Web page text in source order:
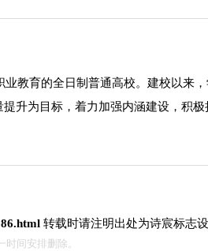
教育的全日制普通高校。建校以来
升为目标，着力加强内涵建设，积
转载时请注明出处为诗宸标志
间安排删除。